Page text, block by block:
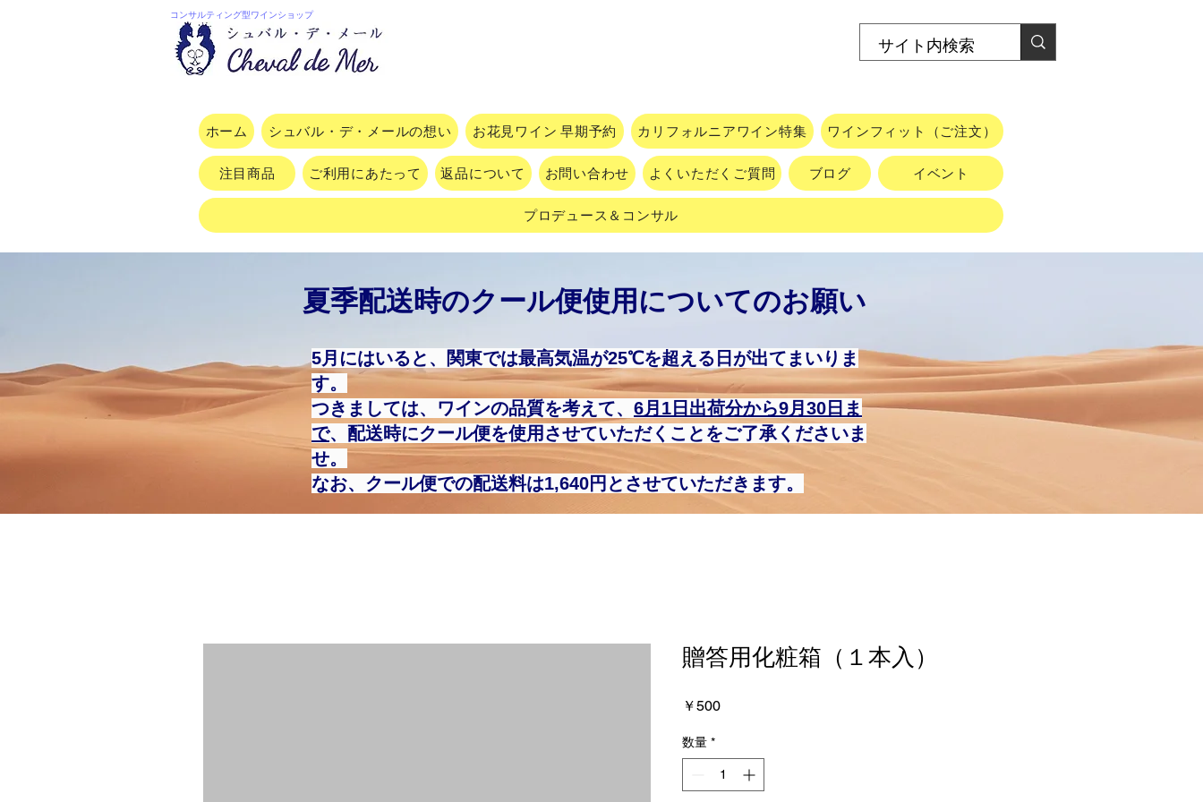
コンサルティング型ワインショップ
ホーム シュバル・デ・メールの想い お花見ワイン 早期予約 カリフォルニアワイン特集 ワインフィット（ご注文）
注目商品 ご利用にあたって 返品について お問い合わせ よくいただくご質問 ブログ イベント
プロデュース＆コンサル
夏季配送時のクール便使用についてのお願い
5月にはいると、関東では最高気温が25℃を超える日が出てまいりま
す。
つきましては、ワインの品質を考えて、 6月1日​出荷分から9月30日ま
で、配送時にクール便を使用させていただくことをご了承くださいま
せ。
なお、クール便での配送料は1,640円とさせていただきます。
贈答用化粧箱（１本入）
￥500価
数量 *